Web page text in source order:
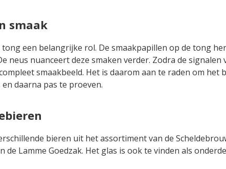
smaak
een belangrijke rol. De smaakpapillen op de tong
neus nuanceert deze smaken verder. Zodra de signalen
smaakbeeld. Het is daarom aan te raden om het
daarna pas te proeven.
bieren uit het assortiment van de
Lamme Goedzak. Het glas is ook te vinden als